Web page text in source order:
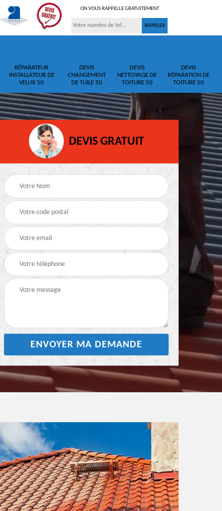
ON VOUS RAPPELLE GRATUITEMENT
RÉPARATEUR
INSTALLATEUR DE
VELUX 50
DEVIS
CHANGEMENT
DE TUILE 50
DEVIS
NETTOYAGE DE
TOITURE 50
DEVIS
RÉPARATION DE
TOITURE 50
DEVIS GRATUIT